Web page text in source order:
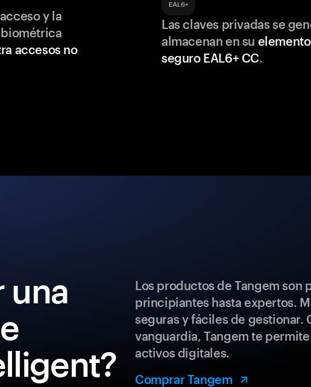
y la
accesos no
Las claves privadas se
almacenan en su elemento
seguro EAL6+ CC.
una
Los productos de Tangem son
principiantes hasta expertos.
seguras y fáciles de gestionar.
vanguardia, Tangem te
activos digitales.
Comprar Tangem